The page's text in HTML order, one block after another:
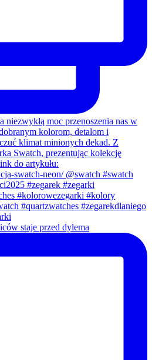
staje przed dylema